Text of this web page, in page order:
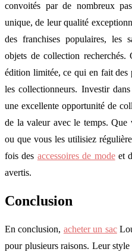
convoités par de nombreux
unique, de leur qualité
des franchises populaires, les
objets de collection recherchés.
édition limitée, ce qui en fait des
les collectionneurs. Investir
une excellente opportunité de
de la valeur avec le temps. Que
ou que vous les utilisiez
fois des accessoires de modeet
avertis.
Conclusion
En conclusion, acheter un sac
pour plusieurs raisons. Leur